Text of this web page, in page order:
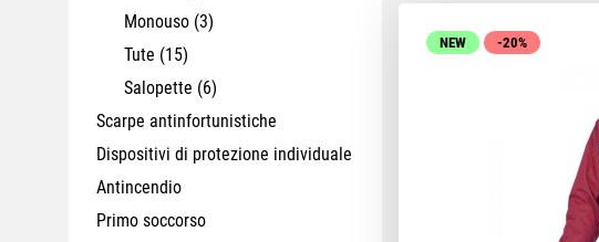
Monouso (3)
Tute (15)
Salopette (6)
Scarpe antinfortunistiche
Dispositivi di protezione individuale
Antincendio
Primo soccorso
NEW -20%